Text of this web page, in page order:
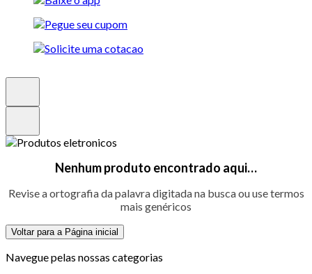
Nenhum produto encontrado aqui…
Revise a ortografia da palavra digitada na busca ou use termos
mais genéricos
Voltar para a Página inicial
Navegue pelas nossas categorias